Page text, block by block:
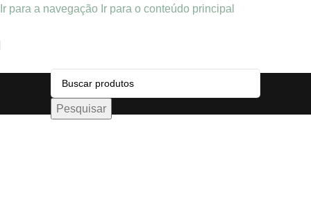
Ir para a navegação Ir para o conteúdo principal
Pesquisar